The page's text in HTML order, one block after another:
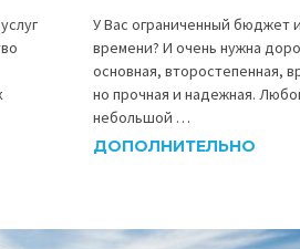
У Вас ограниченный бюджет
времени? И очень нужна
основная, второстепенная,
но прочная и надежная.
небольшой …
ДОПОЛНИТЕЛЬНО